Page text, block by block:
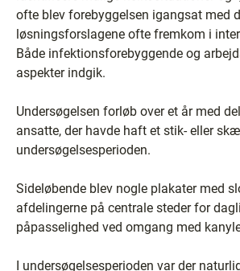
ofte blev forebyggelsen igangsat med
løsningsforslagene ofte fremkom i
Både infektionsforebyggende og
aspekter indgik.
Undersøgelsen forløb over et år med
ansatte, der havde haft et stik- eller
undersøgelsesperioden.
Sideløbende blev nogle plakater med
afdelingerne på centrale steder for
påpasselighed ved omgang med
I undersøgelsesperioden var der